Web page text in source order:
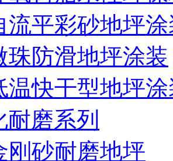
流平彩砂地坪
珠防滑地坪涂装
温快干型地坪
耐磨系列
刚砂耐磨地坪